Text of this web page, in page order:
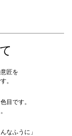
匠を
。
目です。
なふうに」